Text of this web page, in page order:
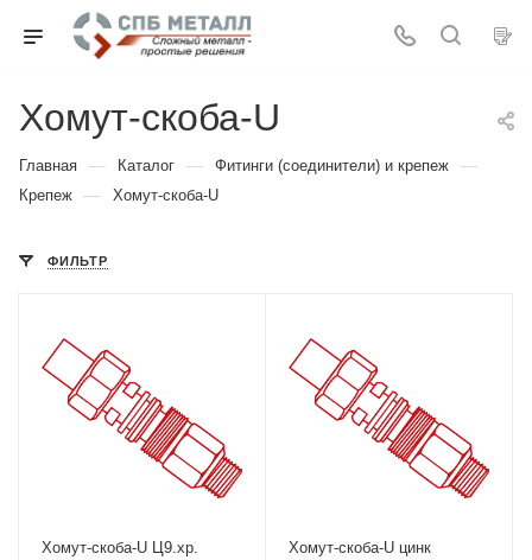
Хомут-скоба-U
Главная — Каталог — Фитинги (соединители) и крепеж —
Крепеж — Хомут-скоба-U
ФИЛЬТР
Хомут-скоба-U Ц9.хр.
Хомут-скоба-U цинк